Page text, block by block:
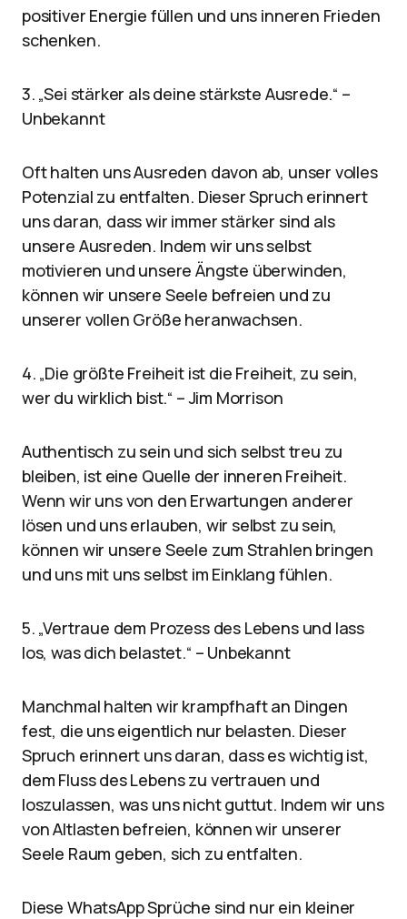
positiver Energie füllen und uns inneren Frieden
schenken.
3. „Sei stärker als deine stärkste Ausrede.“ –
Unbekannt
Oft halten uns Ausreden davon ab, unser volles
Potenzial zu entfalten. Dieser Spruch erinnert
uns daran, dass wir immer stärker sind als
unsere Ausreden. Indem wir uns selbst
motivieren und unsere Ängste überwinden,
können wir unsere Seele befreien und zu
unserer vollen Größe heranwachsen.
4. „Die größte Freiheit ist die Freiheit, zu sein,
wer du wirklich bist.“ – Jim Morrison
Authentisch zu sein und sich selbst treu zu
bleiben, ist eine Quelle der inneren Freiheit.
Wenn wir uns von den Erwartungen anderer
lösen und uns erlauben, wir selbst zu sein,
können wir unsere Seele zum Strahlen bringen
und uns mit uns selbst im Einklang fühlen.
5. „Vertraue dem Prozess des Lebens und lass
los, was dich belastet.“ – Unbekannt
Manchmal halten wir krampfhaft an Dingen
fest, die uns eigentlich nur belasten. Dieser
Spruch erinnert uns daran, dass es wichtig ist,
dem Fluss des Lebens zu vertrauen und
loszulassen, was uns nicht guttut. Indem wir uns
von Altlasten befreien, können wir unserer
Seele Raum geben, sich zu entfalten.
Diese WhatsApp Sprüche sind nur ein kleiner